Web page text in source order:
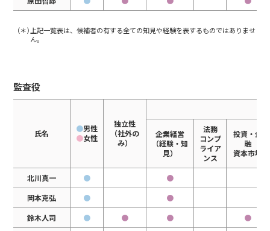
（＊）上記一覧表は、候補者の有する全ての知見や経験を表するものではありませ
ん。
監査役
氏名 ●男性
●女性
独立性
（社外の
み）
企業経営
（経験・知
見）
法務
コンプ
ライア
ンス
投資・金
融
資本市場
北川真一 ●
●
岡本克弘
●
●
鈴木人司
● ● ●
●